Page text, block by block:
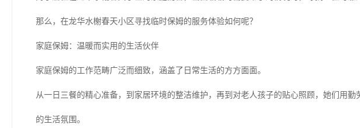
那么，在龙华水榭春天小区寻找临时保姆的服务体验如何呢？
家庭保姆：温暖而实用的生活伙伴
家庭保姆的工作范畴广泛而细致，涵盖了日常生活的方方面面。
从一日三餐的精心准备，到家居环境的整洁维护，再到对老人孩子的贴心照顾，她们用
的生活氛围。